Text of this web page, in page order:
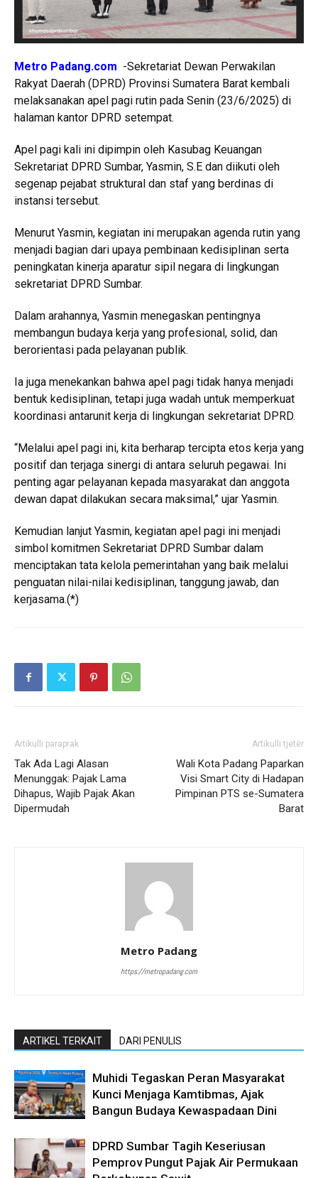
Metro Padang.com -Sekretariat Dewan Perwakilan
Rakyat Daerah (DPRD) Provinsi Sumatera Barat kembali
melaksanakan apel pagi rutin pada Senin (23/6/2025) di
halaman kantor DPRD setempat.
Apel pagi kali ini dipimpin oleh Kasubag Keuangan
Sekretariat DPRD Sumbar, Yasmin, S.E dan diikuti oleh
segenap pejabat struktural dan staf yang berdinas di
instansi tersebut.
Menurut Yasmin, kegiatan ini merupakan agenda rutin yang
menjadi bagian dari upaya pembinaan kedisiplinan serta
peningkatan kinerja aparatur sipil negara di lingkungan
sekretariat DPRD Sumbar.
Dalam arahannya, Yasmin menegaskan pentingnya
membangun budaya kerja yang profesional, solid, dan
berorientasi pada pelayanan publik.
Ia juga menekankan bahwa apel pagi tidak hanya menjadi
bentuk kedisiplinan, tetapi juga wadah untuk memperkuat
koordinasi antarunit kerja di lingkungan sekretariat DPRD.
“Melalui apel pagi ini, kita berharap tercipta etos kerja yang
positif dan terjaga sinergi di antara seluruh pegawai. Ini
penting agar pelayanan kepada masyarakat dan anggota
dewan dapat dilakukan secara maksimal,” ujar Yasmin.
Kemudian lanjut Yasmin, kegiatan apel pagi ini menjadi
simbol komitmen Sekretariat DPRD Sumbar dalam
menciptakan tata kelola pemerintahan yang baik melalui
penguatan nilai-nilai kedisiplinan, tanggung jawab, dan
kerjasama.(*)
Artikulli paraprak
Tak Ada Lagi Alasan
Menunggak: Pajak Lama
Dihapus, Wajib Pajak Akan
Dipermudah
Artikulli tjetër
Wali Kota Padang Paparkan
Visi Smart City di Hadapan
Pimpinan PTS se-Sumatera
Barat
Metro Padang
https://metropadang.com
ARTIKEL TERKAIT DARI PENULIS
Muhidi Tegaskan Peran Masyarakat
Kunci Menjaga Kamtibmas, Ajak
Bangun Budaya Kewaspadaan Dini
DPRD Sumbar Tagih Keseriusan
Pemprov Pungut Pajak Air Permukaan